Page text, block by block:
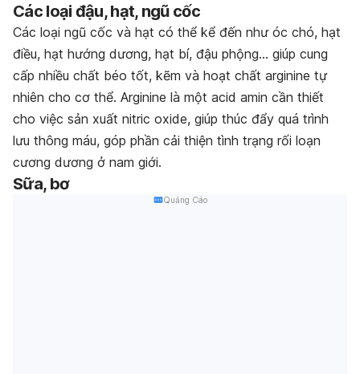
Các loại đậu, hạt, ngũ cốc
Các loại ngũ cốc và hạt có thể kể đến như óc chó, hạt
điều, hạt hướng dương, hạt bí, đậu phộng… giúp cung
cấp nhiều chất béo tốt, kẽm và hoạt chất arginine tự
nhiên cho cơ thể. Arginine là một acid amin cần thiết
cho việc sản xuất nitric oxide, giúp thúc đẩy quá trình
lưu thông máu, góp phần cải thiện tình trạng rối loạn
cương dương ở nam giới.
Sữa, bơ
Quảng Cáo